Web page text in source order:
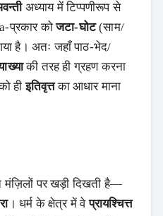
अध्याय में टिप्पणीरूप से
प्रकार कोजटा-घोट(साम/
है। अतः जहाँ पाठ-भेद/
की तरह ही ग्रहण करना
हीइतिवृत्तका आधार माना
मंज़िलों पर खड़ी दिखती है—
। धर्म के क्षेत्र में वेप्रायश्चित्त